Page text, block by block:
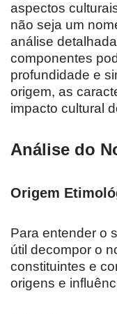
aspectos
não seja um
análise
componentes
profundidade e
origem, as
impacto cultural
Análise do
Origem
Para entender o
útil decompor o
constituintes e
origens e